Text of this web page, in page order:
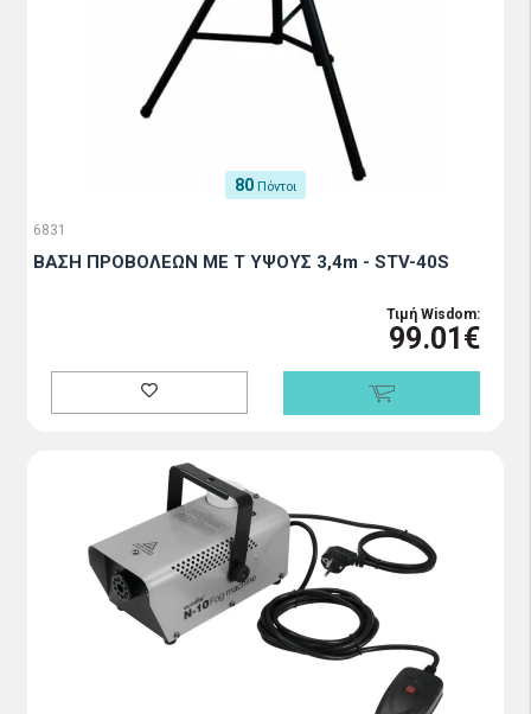
80 Πόντοι
6831
ΒΑΣΗ ΠΡΟΒΟΛΕΩΝ ΜΕ Τ ΥΨΟΥΣ 3,4m - STV-40S
Τιμή Wisdom:
99.01€